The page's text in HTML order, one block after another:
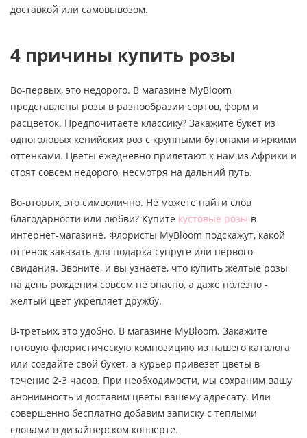
доставкой или самовывозом.
4 причины купить розы
Во-первых, это недорого. В магазине MyBloom
представлены розы в разнообразии сортов, форм и
расцветок. Предпочитаете классику? Закажите букет из
одноголовых кенийских роз с крупными бутонами и яркими
оттенками. Цветы ежедневно прилетают к нам из Африки и
стоят совсем недорого, несмотря на дальний путь.
Во-вторых, это символично. Не можете найти слов
благодарности или любви? Купите кустовые розы в
интернет-магазине. Флористы MyBloom подскажут, какой
оттенок заказать для подарка супруге или первого
свидания. Звоните, и вы узнаете, что купить желтые розы
на день рождения совсем не опасно, а даже полезно -
желтый цвет укрепляет дружбу.
В-третьих, это удобно. В магазине MyBloom. Закажите
готовую флористическую композицию из нашего каталога
или создайте свой букет, а курьер привезет цветы в
течение 2-3 часов. При необходимости, мы сохраним вашу
анонимность и доставим цветы вашему адресату. Или
совершенно бесплатно добавим записку с теплыми
словами в дизайнерском конверте.